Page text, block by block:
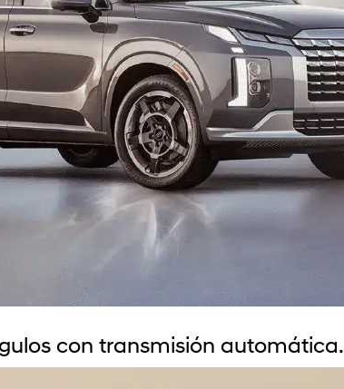
con transmisión automática.